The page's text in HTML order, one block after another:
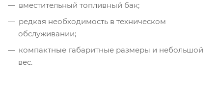
вместительный топливный бак;
редкая необходимость в техническом
обслуживании;
компактные габаритные размеры и небольшой
вес.